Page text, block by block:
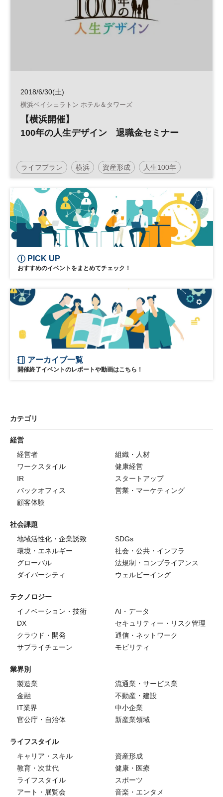
2018/6/30(土)
横浜ベイシェラトン ホテル＆タワーズ
【横浜開催】
100年の人生デザイン 退職金セミナー
ライフプラン 横浜 資産形成 人生100年
マネープラン
PICK UP
おすすめのイベントをまとめてチェック！
アーカイブ一覧
開催終了イベントのレポートや動画はこちら！
カテゴリ
経営
経営者
組織・人材
ワークスタイル
健康経営
IR
スタートアップ
バックオフィス
営業・マーケティング
顧客体験
社会課題
地域活性化・企業誘致
SDGs
環境・エネルギー
社会・公共・インフラ
グローバル
法規制・コンプライアンス
ダイバーシティ
ウェルビーイング
テクノロジー
イノベーション・技術
AI・データ
DX
セキュリティー・リスク管理
クラウド・開発
通信・ネットワーク
サプライチェーン
モビリティ
業界別
製造業
流通業・サービス業
金融
不動産・建設
IT業界
中小企業
官公庁・自治体
新産業領域
ライフスタイル
キャリア・スキル
資産形成
教育・次世代
健康・医療
ライフスタイル
スポーツ
アート・展覧会
音楽・エンタメ